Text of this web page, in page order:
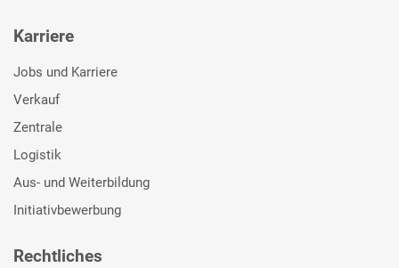
Karriere
Jobs und Karriere
Verkauf
Zentrale
Logistik
Aus- und Weiterbildung
Initiativbewerbung
Rechtliches